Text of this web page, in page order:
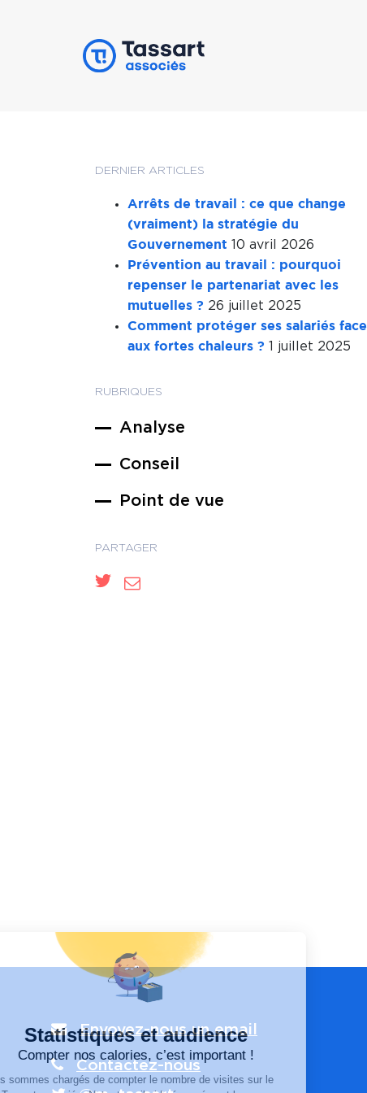
DERNIER ARTICLES
Arrêts de travail : ce que change
(vraiment) la stratégie du
Gouvernement 10 avril 2026
Prévention au travail : pourquoi
repenser le partenariat avec les
mutuelles ? 26 juillet 2025
Comment protéger ses salariés face
aux fortes chaleurs ? 1 juillet 2025
RUBRIQUES
Analyse
Conseil
Point de vue
PARTAGER
Envoyez-nous un email
Contactez-nous